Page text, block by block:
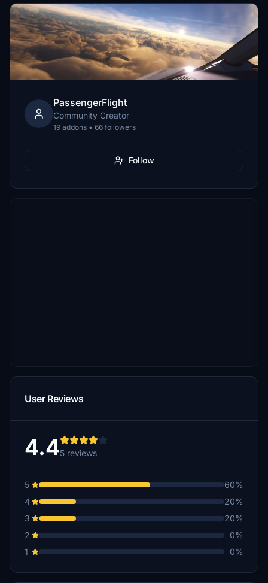
PassengerFlight
Community Creator
19 addons • 66 followers
Follow
User Reviews
4.45 reviews
5
60%
4
20%
3
20%
2
0%
1
0%